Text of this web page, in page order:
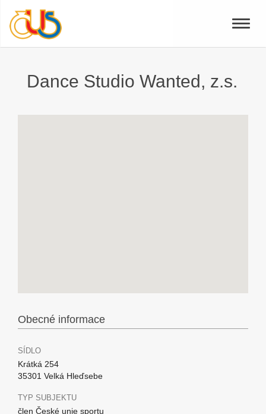
Toggle
Dance Studio Wanted, z.s.
Obecné informace
SÍDLO
Krátká 254
35301 Velká Hleďsebe
TYP SUBJEKTU
člen České unie sportu